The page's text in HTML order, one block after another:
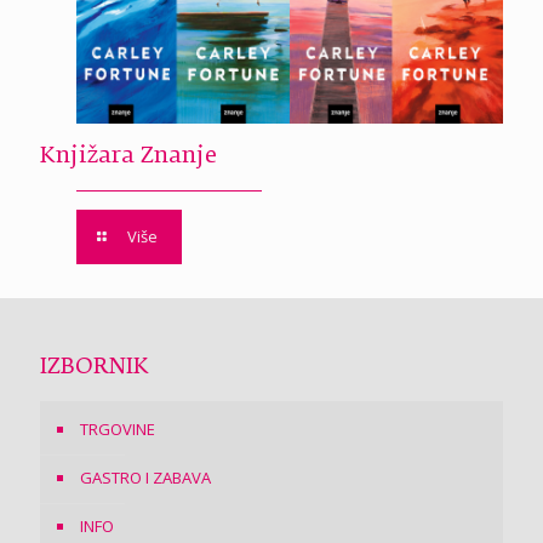
Knjižara Znanje
Više
IZBORNIK
TRGOVINE
GASTRO I ZABAVA
INFO